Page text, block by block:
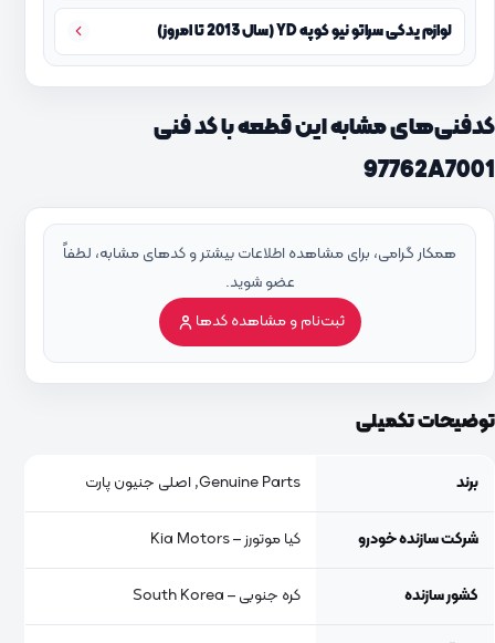
لوازم یدکی سراتو نیو کوپه YD (سال 2013 تا امروز)
کدفنی‌های مشابه این قطعه با کد فنی
97762A7001
همکار گرامی، برای مشاهده اطلاعات بیشتر و کدهای مشابه، لطفاً
عضو شوید.
ثبت‌نام و مشاهده کدها
توضیحات تکمیلی
برند Genuine Parts, اصلی جنیون پارت
شرکت سازنده خودرو کیا موتورز – Kia Motors
کشور سازنده کره جنوبی – South Korea